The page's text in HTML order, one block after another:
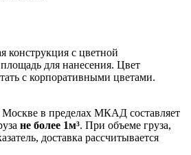
конструкция с цветной
для нанесения. Цвет
с корпоративными цветами.
Москве в пределах МКАД составляет
не более 1м³. При объеме груза,
доставка рассчитывается